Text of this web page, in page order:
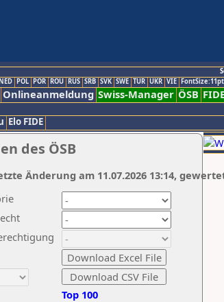
POL POR ROU RUS SRB SVK SWE TUR UKR VIE FontSize:11pt
Onlineanmeldung Swiss-Manager ÖSB
Elo FIDE
des ÖSB
Top 100
Änderung am 11.07.2026 13:14,